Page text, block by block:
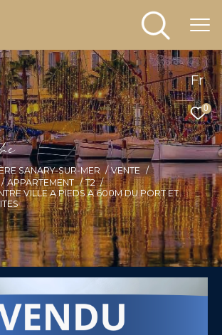
Fr
0
e
SANARY-SUR-MER
VENTE
APPARTEMENT
T2
VILLE A PIEDS A 600M DU PORT ET